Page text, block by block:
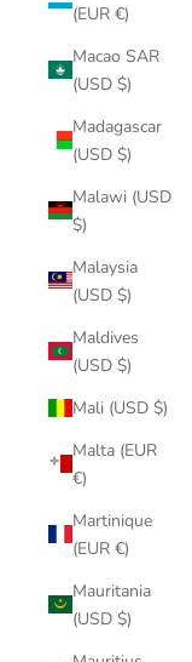
(EUR €)
Macao SAR
(USD $)
Madagascar
(USD $)
Malawi (USD
$)
Malaysia
(USD $)
Maldives
(USD $)
Mali (USD $)
Malta (EUR
€)
Martinique
(EUR €)
Mauritania
(USD $)